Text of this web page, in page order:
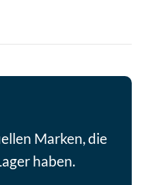
Marken, die
haben.